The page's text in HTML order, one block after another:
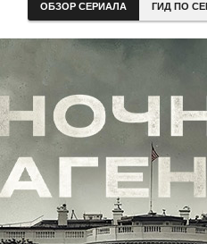
ОБЗОР СЕРИАЛА ГИД ПО